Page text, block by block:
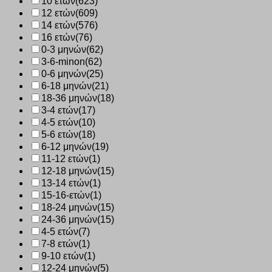
12 ετών(609)
14 ετών(576)
16 ετών(76)
0-3 μηνών(62)
3-6-minon(62)
0-6 μηνών(25)
6-18 μηνών(21)
18-36 μηνών(18)
3-4 ετών(17)
4-5 ετών(10)
5-6 ετών(18)
6-12 μηνών(19)
11-12 ετών(1)
12-18 μηνών(15)
13-14 ετών(1)
15-16-ετών(1)
18-24 μηνών(15)
24-36 μηνών(15)
4-5 ετών(7)
7-8 ετών(1)
9-10 ετών(1)
12-24 μηνών(5)